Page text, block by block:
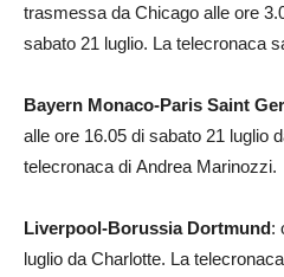
trasmessa da Chicago alle ore
sabato 21 luglio. La telecronaca
Bayern Monaco-Paris Saint
alle ore 16.05 di sabato 21 luglio
telecronaca di Andrea Marinozzi.
Liverpool-Borussia Dortmund:
luglio da Charlotte. La